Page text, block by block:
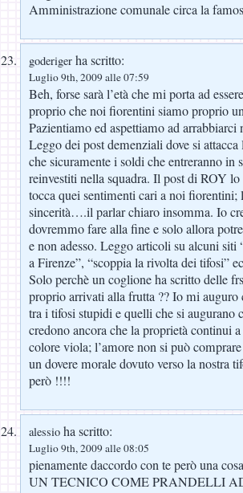
Amministrazione comunale circa la
goderiger ha scritto:
Luglio 9th, 2009 alle 07:59
Beh, forse sarà l’età che mi porta ad
proprio che noi fiorentini siamo proprio
Pazientiamo ed aspettiamo ad arrabbiarci
Leggo dei post demenziali dove si
che sicuramente i soldi che entreranno in
reinvestiti nella squadra. Il post di ROY
tocca quei sentimenti cari a noi fiorentini;
sincerità….il parlar chiaro insomma. Io
dovremmo fare alla fine e solo allora
e non adesso. Leggo articoli su alcuni siti
a Firenze”, “scoppia la rivolta dei tifosi”
Solo perchè un coglione ha scritto delle
proprio arrivati alla frutta ?? Io mi auguro
tra i tifosi stupidi e quelli che si augurano
credono ancora che la proprietà continui
colore viola; l’amore non si può
un dovere morale dovuto verso la nostra
però !!!!
alessio ha scritto:
Luglio 9th, 2009 alle 08:05
pienamente daccordo con te però una
UN TECNICO COME PRANDELLI